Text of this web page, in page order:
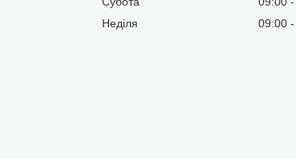
Неділя
09:00